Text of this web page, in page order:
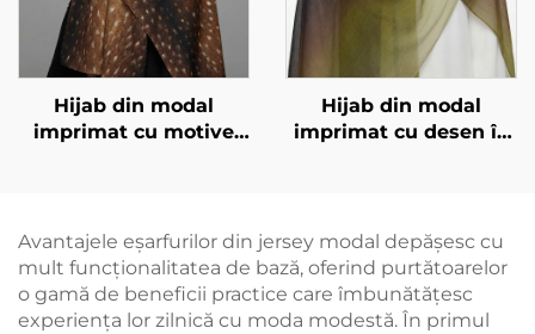
Hijab din modal
imprimat cu motive
Hijab din modal
imprimat cu desen în
Avantajele eşarfurilor din jersey modal depășesc cu
mult funcționalitatea de bază, oferind purtătoarelor
o gamă de beneficii practice care îmbunătățesc
experiența lor zilnică cu moda modestă. În primul